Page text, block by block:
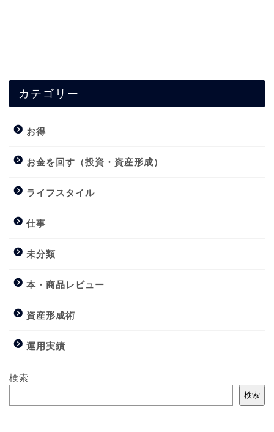
カテゴリー
お得
お金を回す（投資・資産形成）
ライフスタイル
仕事
未分類
本・商品レビュー
資産形成術
運用実績
検索
検索